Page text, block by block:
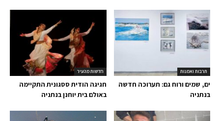
חדשות מהעיר
חגיגה הודית ססגונית התקיימה
באולם בית יוחנן בנתניה
תרבות ואמנות
ים, שמים ורוח גם: תערוכה חדשה
בנתניה